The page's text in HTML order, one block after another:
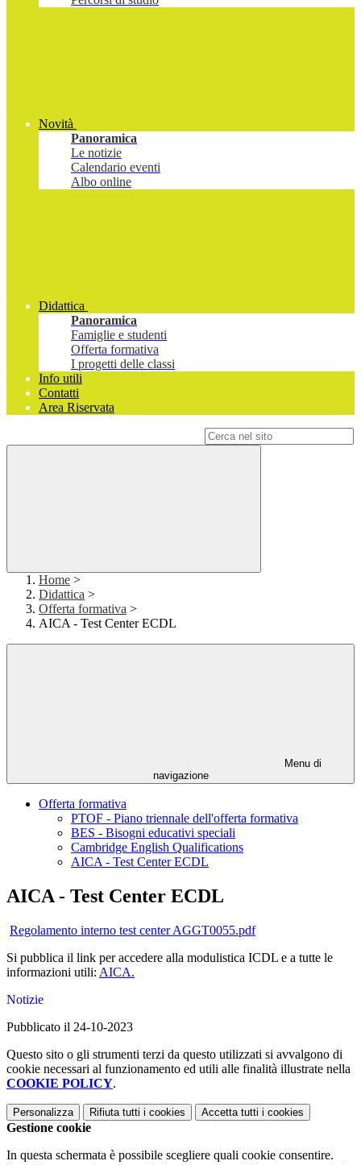
Novità
Panoramica
Le notizie
Calendario eventi
Albo online
Didattica
Panoramica
Famiglie e studenti
Offerta formativa
I progetti delle classi
Info utili
Contatti
Area Riservata
Home >
Didattica >
Offerta formativa >
AICA - Test Center ECDL
Menu di
navigazione
Offerta formativa
PTOF - Piano triennale dell'offerta formativa
BES - Bisogni educativi speciali
Cambridge English Qualifications
AICA - Test Center ECDL
AICA - Test Center ECDL
Regolamento interno test center AGGT0055.pdf
Si pubblica il link per accedere alla modulistica ICDL e a tutte le
informazioni utili: AICA.
Notizie
Pubblicato il 24-10-2023
Questo sito o gli strumenti terzi da questo utilizzati si avvalgono di
cookie necessari al funzionamento ed utili alle finalità illustrate nella
COOKIE POLICY.
Personalizza Rifiuta tutti i cookies Accetta tutti i cookies
Gestione cookie
In questa schermata è possibile scegliere quali cookie consentire.